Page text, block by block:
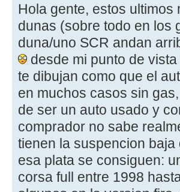
Hola gente, estos
dunas (sobre todo en los
duna/uno SCR andan
desde mi punto de
te dibujan como que el
en muchos casos sin
de ser un auto usado y
comprador no sabe
tienen la suspencion
esa plata se consiguen:
corsa full entre 1998